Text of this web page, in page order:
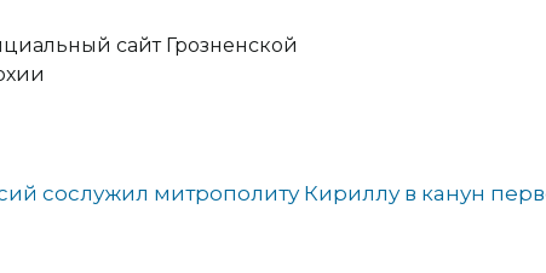
сайт Грозненской
сослужил митрополиту Кириллу в канун